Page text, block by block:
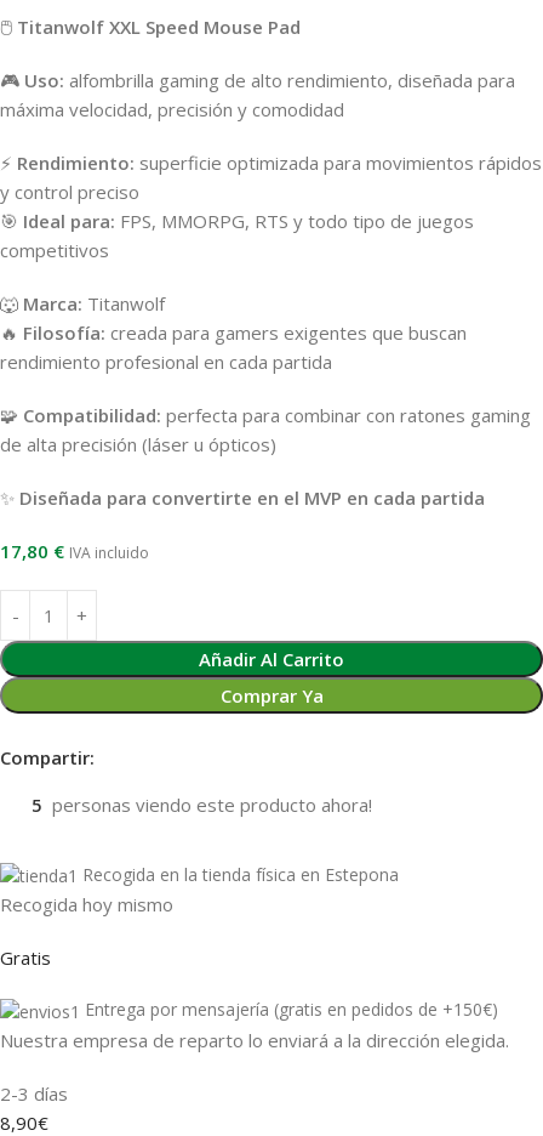
🖱️ Titanwolf XXL Speed Mouse Pad
🎮 Uso: alfombrilla gaming de alto rendimiento, diseñada para
máxima velocidad, precisión y comodidad
⚡ Rendimiento: superficie optimizada para movimientos rápidos
y control preciso
🎯 Ideal para: FPS, MMORPG, RTS y todo tipo de juegos
competitivos
🐺 Marca: Titanwolf
🔥 Filosofía: creada para gamers exigentes que buscan
rendimiento profesional en cada partida
🧩 Compatibilidad: perfecta para combinar con ratones gaming
de alta precisión (láser u ópticos)
✨ Diseñada para convertirte en el MVP en cada partida
17,80 € IVA incluido
Añadir Al Carrito
Comprar Ya
Compartir:
5 personas viendo este producto ahora!
Recogida en la tienda física en Estepona
Recogida hoy mismo
Gratis
Entrega por mensajería (gratis en pedidos de +150€)
Nuestra empresa de reparto lo enviará a la dirección elegida.
2-3 días
8,90€